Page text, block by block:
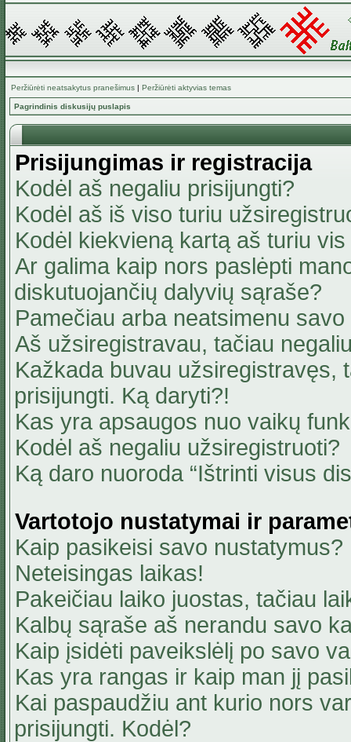
Peržiūrėti neatsakytus pranešimus | Peržiūrėti aktyvias temas
Pagrindinis diskusijų puslapis
Prisijungimas ir registracija
Kodėl aš negaliu prisijungti?
Kodėl aš iš viso turiu
Kodėl kiekvieną kartą aš turiu
Ar galima kaip nors paslėpti
diskutuojančių dalyvių sąraše?
Pamečiau arba neatsimenu
Aš užsiregistravau, tačiau
Kažkada buvau užsiregistravęs,
prisijungti. Ką daryti?!
Kas yra apsaugos nuo vaikų
Kodėl aš negaliu užsiregistruoti?
Ką daro nuoroda “Ištrinti visus
Vartotojo nustatymai ir
Kaip pasikeisi savo nustatymus?
Neteisingas laikas!
Pakeičiau laiko juostas, tačiau
Kalbų sąraše aš nerandu savo
Kaip įsidėti paveikslėlį po savo
Kas yra rangas ir kaip man jį
Kai paspaudžiu ant kurio nors
prisijungti. Kodėl?